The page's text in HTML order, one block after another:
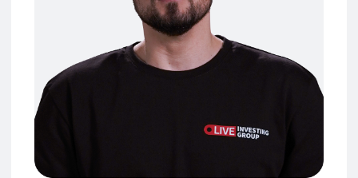
Начался мой путь в трейдинг еще в
2009 году.
Как и большинство в то время узнал о